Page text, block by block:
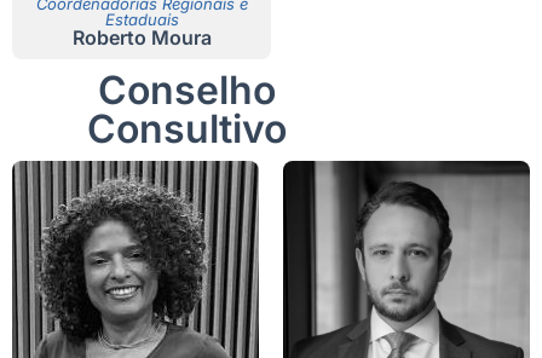
Estaduais
Roberto Moura
Conselho
Consultivo